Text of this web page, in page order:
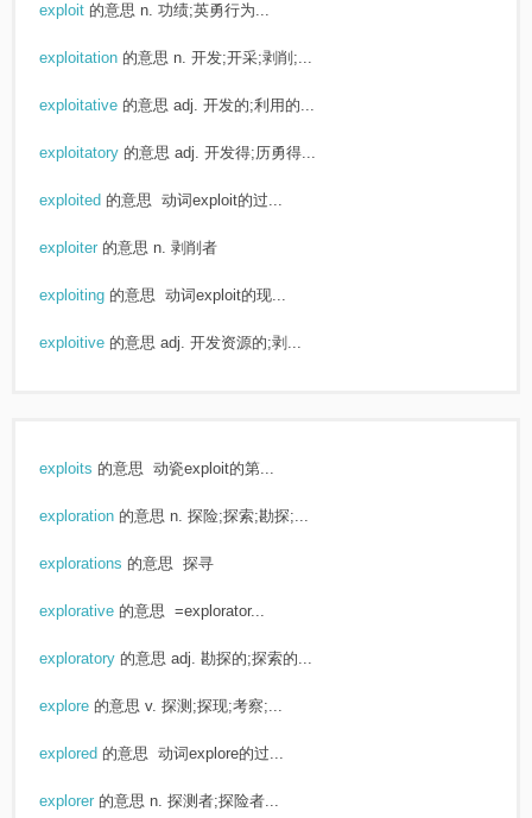
exploit 的意思 n. 功绩;英勇行为...
exploitation 的意思 n. 开发;开采;剥削;...
exploitative 的意思 adj. 开发的;利用的...
exploitatory 的意思 adj. 开发得;历勇得...
exploited 的意思 动词exploit的过...
exploiter 的意思 n. 剥削者
exploiting 的意思 动词exploit的现...
exploitive 的意思 adj. 开发资源的;剥...
exploits 的意思 动瓷exploit的第...
exploration 的意思 n. 探险;探索;勘探;...
explorations 的意思 探寻
explorative 的意思 =explorator...
exploratory 的意思 adj. 勘探的;探索的...
explore 的意思 v. 探测;探现;考察;...
explored 的意思 动词explore的过...
explorer 的意思 n. 探测者;探险者...